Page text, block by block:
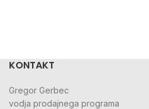
KONTAKT
Gregor Gerbec
vodja prodajnega programa